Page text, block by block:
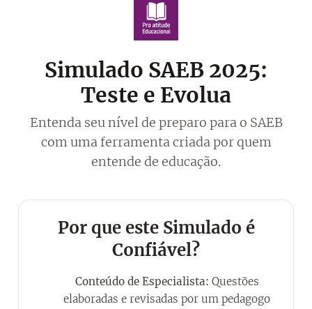
Simulado SAEB 2025:
Teste e Evolua
Entenda seu nível de preparo para o SAEB
com uma ferramenta criada por quem
entende de educação.
Por que este Simulado é
Confiável?
Conteúdo de Especialista: Questões
elaboradas e revisadas por um pedagogo